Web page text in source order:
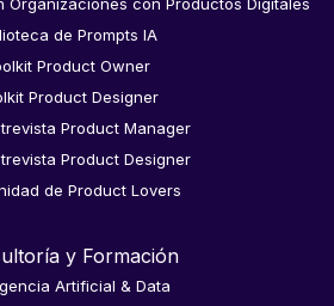
Organizaciones con Productos Digitales
de Prompts IA
Product Owner
Product Designer
Product Manager
Product Designer
de Product Lovers
y Formación
Artificial & Data